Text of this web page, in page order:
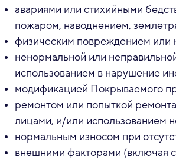
авариями или стихийными
пожаром, наводнением,
физическим повреждением или
ненормальной или
использованием в нарушение
модификацией Покрываемого
ремонтом или попыткой
лицами, и/или использованием
нормальным износом при
внешними факторами (включая